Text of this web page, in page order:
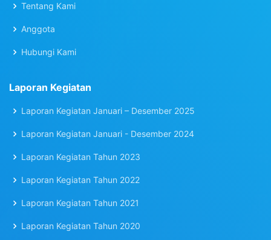
Tentang Kami
Anggota
Hubungi Kami
Laporan Kegiatan
Laporan Kegiatan Januari – Desember 2025
Laporan Kegiatan Januari - Desember 2024
Laporan Kegiatan Tahun 2023
Laporan Kegiatan Tahun 2022
Laporan Kegiatan Tahun 2021
Laporan Kegiatan Tahun 2020